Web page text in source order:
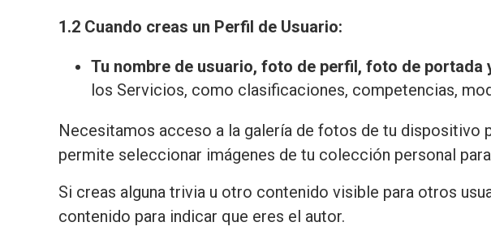
1.2 Cuando creas un Perfil de Usuario:
Tu nombre de usuario, foto de perfil, foto de portada
los Servicios, como clasificaciones, competencias,
Necesitamos acceso a la galería de fotos de tu dispositivo
permite seleccionar imágenes de tu colección personal
Si creas alguna trivia u otro contenido visible para otros
contenido para indicar que eres el autor.